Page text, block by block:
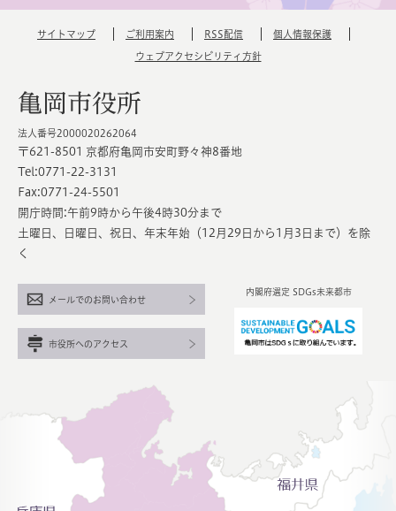
サイトマップ ご利用案内 RSS配信 個人情報保護
ウェブアクセシビリティ方針
亀岡市役所
法人番号2000020262064
〒621-8501 京都府亀岡市安町野々神8番地
Tel:0771-22-3131
Fax:0771-24-5501
開庁時間:午前9時から午後4時30分まで
土曜日、日曜日、祝日、年末年始（12月29日から1月3日まで）を除
く
内閣府選定 SDGs未来都市
メールでのお問い合わせ
市役所へのアクセス